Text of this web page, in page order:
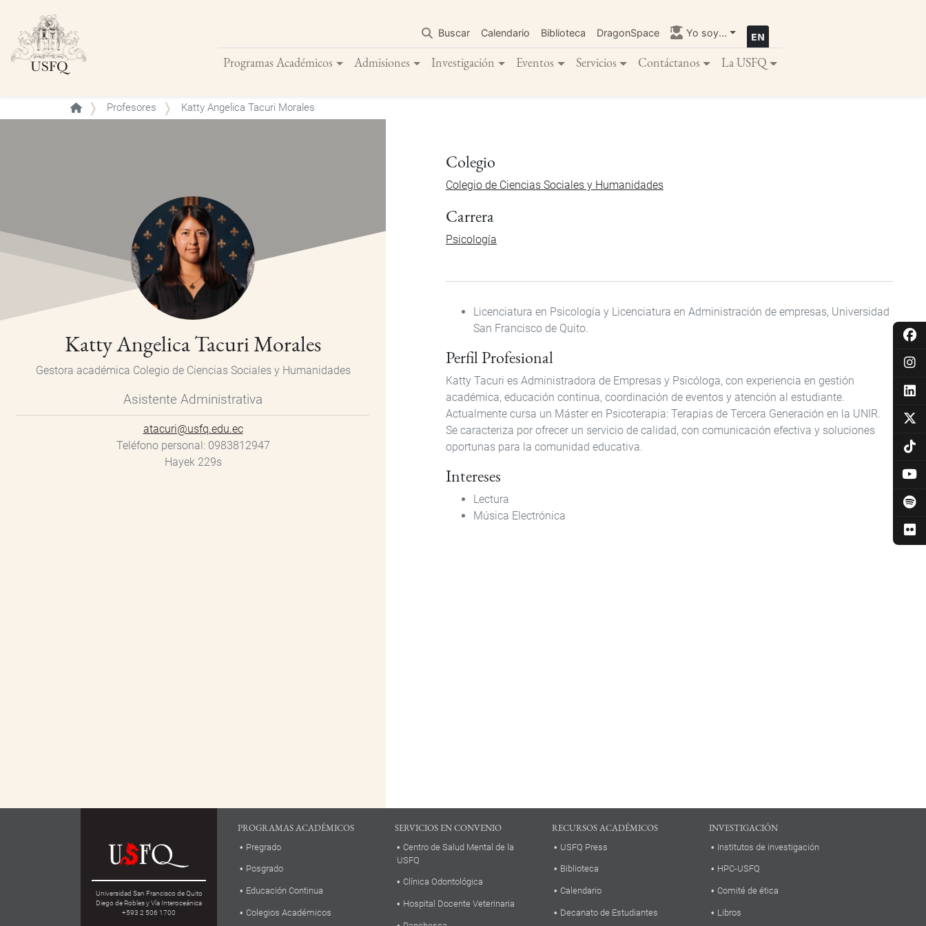
contenido
principal
Buscar Calendario Biblioteca DragonSpace Yo soy...
Programas Académicos Admisiones Investigación Eventos Servicios Contáctanos La USFQ
Buscar
Profesores Katty Angelica Tacuri Morales
Katty Angelica Tacuri Morales
Gestora académica Colegio de Ciencias Sociales y Humanidades
Asistente Administrativa
atacuri@usfq.edu.ec
Teléfono personal
0983812947
Hayek 229s
Colegio
Colegio de Ciencias Sociales y Humanidades
Carrera
Psicología
Licenciatura en Psicología y Licenciatura en Administración de empresas, Universidad
San Francisco de Quito.
Perfil Profesional
Katty Tacuri es Administradora de Empresas y Psicóloga, con experiencia en gestión
académica, educación continua, coordinación de eventos y atención al estudiante.
Actualmente cursa un Máster en Psicoterapia: Terapias de Tercera Generación en la UNIR.
Se caracteriza por ofrecer un servicio de calidad, con comunicación efectiva y soluciones
oportunas para la comunidad educativa.
Intereses
Lectura
Música Electrónica
Universidad San Francisco de Quito
Diego de Robles y Vía Interoceánica
+593 2 506 1700
PROGRAMAS ACADÉMICOS
Pregrado
Posgrado
Educación Continua
Colegios Académicos
SERVICIOS EN CONVENIO
Centro de Salud Mental de la
USFQ
Clínica Odontológica
Hospital Docente Veterinaria
RECURSOS ACADÉMICOS
USFQ Press
Biblioteca
Calendario
Decanato de Estudiantes
INVESTIGACIÓN
Institutos de investigación
HPC-USFQ
Comité de ética
Libros